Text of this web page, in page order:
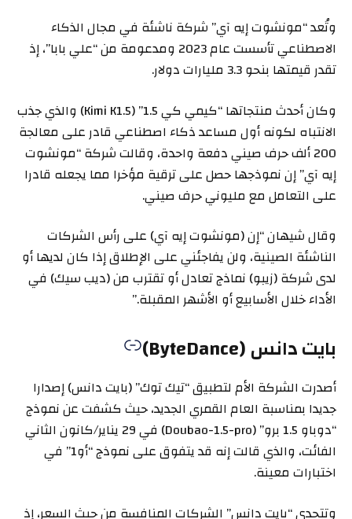
وتُعد “مونشوت إيه آي” شركة ناشئة في مجال الذكاء
الاصطناعي تأسست عام 2023 ومدعومة من “علي بابا”، إذ
تقدر قيمتها بنحو 3.3 مليارات دولار.
وكان أحدث منتجاتها “كيمي كي 1.5” (Kimi K1.5) والذي جذب
الانتباه لكونه أول مساعد ذكاء اصطناعي قادر على معالجة
200 ألف حرف صيني دفعة واحدة، وقالت شركة “مونشوت
إيه آي” إن نموذجها حصل على ترقية مؤخرا مما يجعله قادرا
على التعامل مع مليوني حرف صيني.
وقال شيهان “إن (مونشوت إيه آي) على رأس الشركات
الناشئة الصينية، ولن يفاجئني على الإطلاق إذا كان لديها أو
لدى شركة (زيبو) نماذج تعادل أو تقترب من (ديب سيك) في
الأداء خلال الأسابيع أو الأشهر المقبلة.”
بايت دانس (ByteDance)
أصدرت الشركة الأم لتطبيق “تيك توك” (بايت دانس) إصدارا
جديدا بمناسبة العام القمري الجديد، حيث كشفت عن نموذج
“دوباو 1.5 برو” (Doubao-1.5-pro) في 29 يناير/كانون الثاني
الفائت، والذي قالت إنه قد يتفوق على نموذج “أو1” في
اختبارات معينة.
وتتحدى “بايت دانس” الشركات المنافسة من حيث السعر، إذ